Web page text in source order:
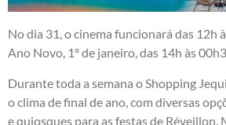
No dia 31, o cinema funcionará das 12h
Ano Novo, 1º de janeiro, das 14h às
Durante toda a semana o Shopping
o clima de final de ano, com diversas
e quiosques para as festas de Réveillon.